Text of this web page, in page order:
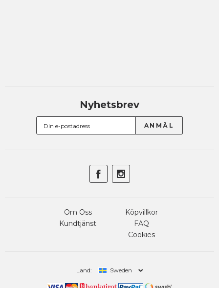
Nyhetsbrev
Om Oss
Kundtjänst
Köpvillkor
FAQ
Cookies
Land: Sweden